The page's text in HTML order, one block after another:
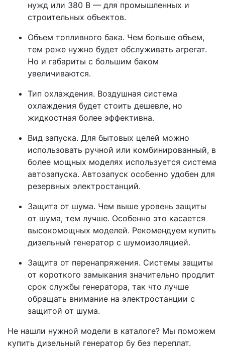
нужд или 380 В — для промышленных и
строительных объектов.
Объем топливного бака. Чем больше объем,
тем реже нужно будет обслуживать агрегат.
Но и габариты с большим баком
увеличиваются.
Тип охлаждения. Воздушная система
охлаждения будет стоить дешевле, но
жидкостная более эффективна.
Вид запуска. Для бытовых целей можно
использовать ручной или комбинированный, в
более мощных моделях используется система
автозапуска. Автозапуск особенно удобен для
резервных электростанций.
Защита от шума. Чем выше уровень защиты
от шума, тем лучше. Особенно это касается
высокомощных моделей. Рекомендуем купить
дизельный генератор с шумоизоляцией.
Защита от перенапряжения. Системы защиты
от короткого замыкания значительно продлит
срок службы генератора, так что лучше
обращать внимание на электростанции с
защитой от шума.
Не нашли нужной модели в каталоге? Мы поможем
купить дизельный генератор бу без переплат.